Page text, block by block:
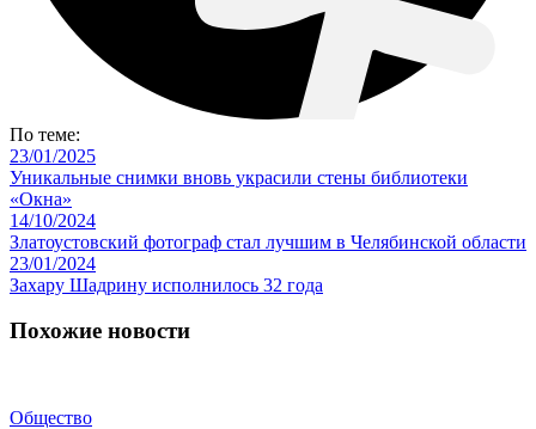
По теме:
23/01/2025
Уникальные снимки вновь украсили стены библиотеки
«Окна»
14/10/2024
Златоустовский фотограф стал лучшим в Челябинской области
23/01/2024
Захару Шадрину исполнилось 32 года
Похожие новости
Общество